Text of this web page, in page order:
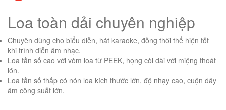
Loa toàn dải chuyên nghiệp
Chuyên dùng cho biểu diễn, hát karaoke, đồng thời thể hiện tốt
khi trình diễn âm nhạc.
Loa tần số cao với vòm loa từ PEEK, họng còi dài với miệng thoát
lớn.
Loa tần số thấp có nón loa kích thước lớn, độ nhạy cao, cuộn dây
âm công suất lớn.